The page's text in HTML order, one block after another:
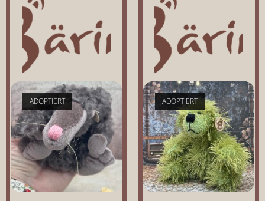
ADOPTIERT ADOPTIERT